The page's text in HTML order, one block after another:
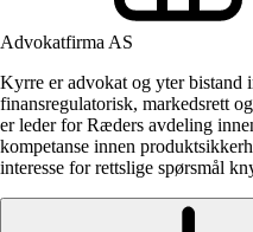
Advokatfirma AS
Kyrre er advokat og yter bistand
finansregulatorisk, markedsrett
er leder for Ræders avdeling
kompetanse innen
interesse for rettslige spørsmål